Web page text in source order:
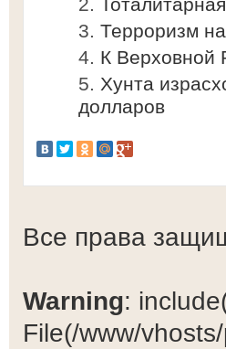
Терроризм
К Верховной
Хунта
долларов
Все права
Warning:
File(/www/